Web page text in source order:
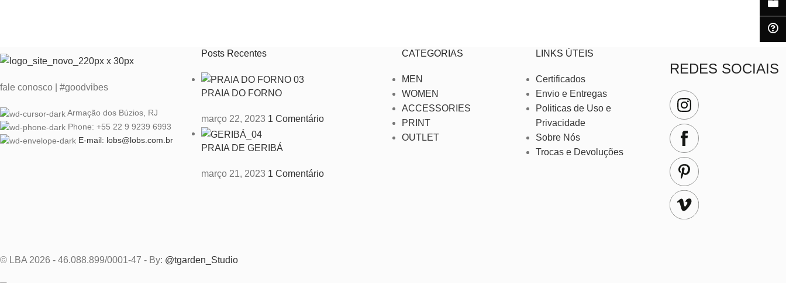
fale conosco | #goodvibes
Armação dos Búzios, RJ
Phone: +55 22 9 9239 6993
E-mail: lobs@lobs.com.br
Posts Recentes
PRAIA DO FORNO
março 22, 2023 1 Comentário
PRAIA DE GERIBÁ
março 21, 2023 1 Comentário
CATEGORIAS
MEN
WOMEN
ACCESSORIES
PRINT
OUTLET
LINKS ÚTEIS
Certificados
Envio e Entregas
Politicas de Uso e
Privacidade
Sobre Nós
Trocas e Devoluções
REDES SOCIAIS
© LBA 2026 - 46.088.899/0001-47 - By: @tgarden_Studio